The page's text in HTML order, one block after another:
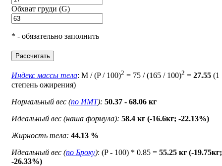
Обхват груди (G)
* - обязательно заполнить
Рассчитать
Индекс массы тела: M / (P / 100)2 = 75 / (165 / 100)2 = 27.55 (1
степень ожирения)
Нормальный вес (по ИМТ): 50.37 - 68.06 кг
Идеальный вес (наша формула): 58.4 кг (-16.6кг; -22.13%)
Жирность тела: 44.13 %
Идеальный вес (по Броку): (P - 100) * 0.85 = 55.25 кг (-19.75кг;
-26.33%)